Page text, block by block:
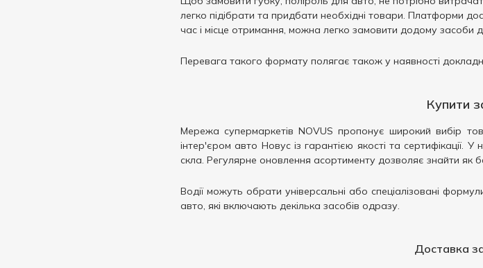
легко підібрати та придбати необхідні товари. Платформи
час і місце отримання, можна легко замовити додому засоби
Перевага такого формату полягає також у наявності
Купити
Мережа супермаркетів NOVUS пропонує широкий вибір
інтер'єром авто Новус із гарантією якості та сертифікації.
скла. Регулярне оновлення асортименту дозволяє знайти як
Водії можуть обрати універсальні або спеціалізовані
авто, які включають декілька засобів одразу.
Доставка